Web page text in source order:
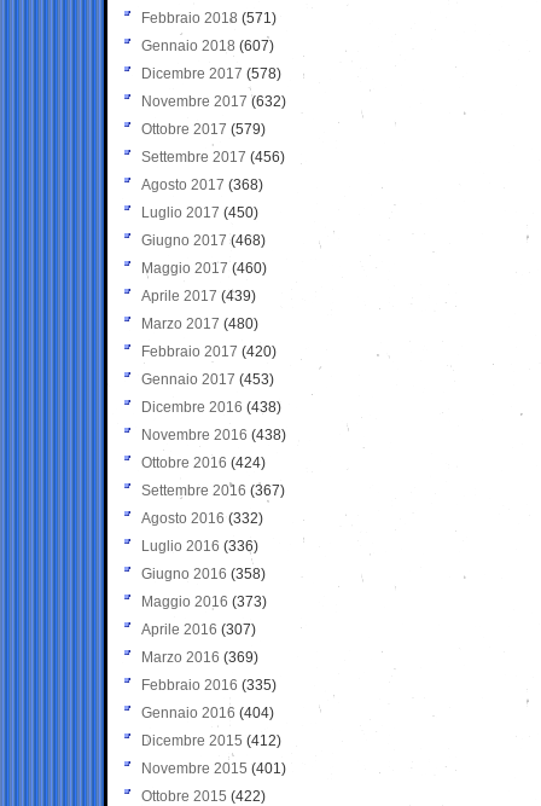
Febbraio 2018 (571)
Gennaio 2018 (607)
Dicembre 2017 (578)
Novembre 2017 (632)
Ottobre 2017 (579)
Settembre 2017 (456)
Agosto 2017 (368)
Luglio 2017 (450)
Giugno 2017 (468)
Maggio 2017 (460)
Aprile 2017 (439)
Marzo 2017 (480)
Febbraio 2017 (420)
Gennaio 2017 (453)
Dicembre 2016 (438)
Novembre 2016 (438)
Ottobre 2016 (424)
Settembre 2016 (367)
Agosto 2016 (332)
Luglio 2016 (336)
Giugno 2016 (358)
Maggio 2016 (373)
Aprile 2016 (307)
Marzo 2016 (369)
Febbraio 2016 (335)
Gennaio 2016 (404)
Dicembre 2015 (412)
Novembre 2015 (401)
Ottobre 2015 (422)